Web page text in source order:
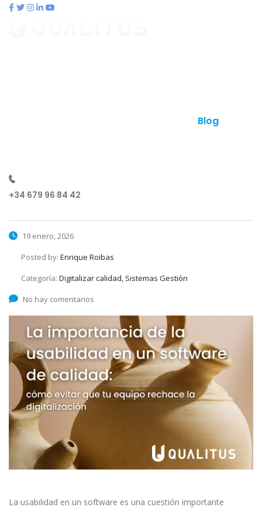
Blog
+34 679 96 84 42
19 enero, 2026
Posted by: Enrique Roibas
Categoría: Digitalizar calidad, Sistemas Gestión
No hay comentarios
La usabilidad en un software es una cuestión importante